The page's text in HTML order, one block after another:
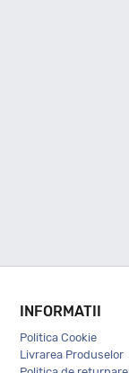
INFORMATII
Politica Cookie
Livrarea Produselor